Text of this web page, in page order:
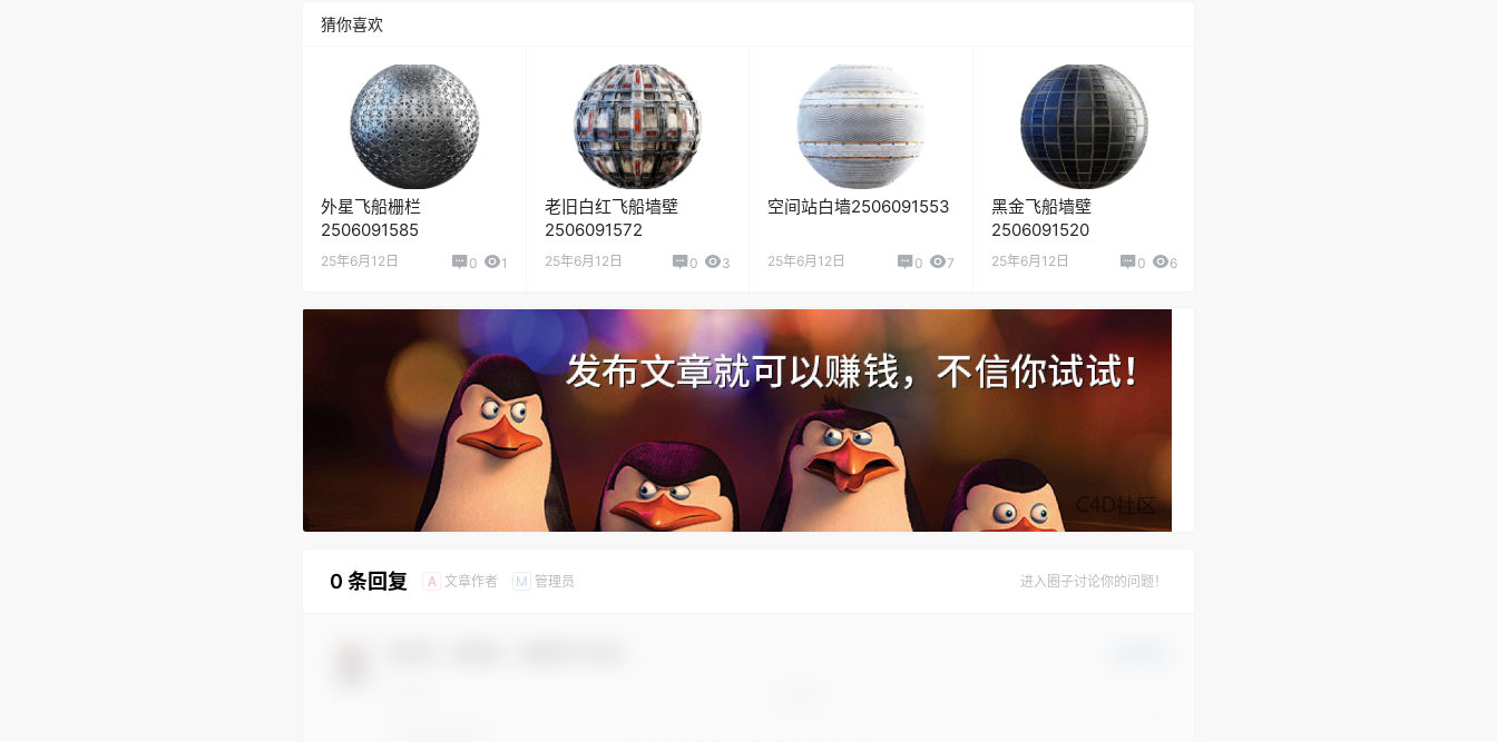
猜你喜欢
外星飞船栅栏
2506091585
25年6月12日 0 1
老旧白红飞船墙壁
2506091572
25年6月12日 0 3
空间站白墙2506091553
25年6月12日 0 7
黑金飞船墙壁
2506091520
25年6月12日 0 6
0 条回复 A 文章作者 M 管理员 进入圈子讨论你的问题！